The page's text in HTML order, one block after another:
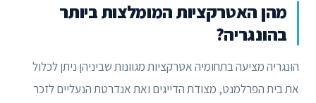
מהן האטרקציות המומלצות ביותר
בהונגריה?
הונגריה מציעה בתחומיה אטרקציות מגוונות שביניהן ניתן לכלול
את בית הפרלמנט, מצודת הדייגים ואת אנדרטת הנעליים לזכר